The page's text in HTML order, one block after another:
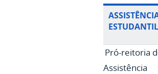
ESTUDANTIL
Pró-reitoria
Assistência